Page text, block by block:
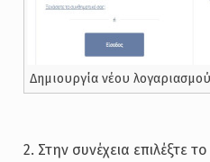
Δημιουργία νέου λογαριασμού
2. Στην συνέχεια επιλέξτε